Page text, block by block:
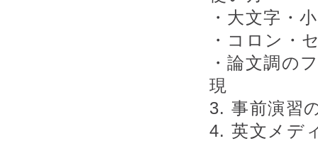
・大文字・
・コロン・
・論文調の
現
3. 事前演習
4. 英文メデ